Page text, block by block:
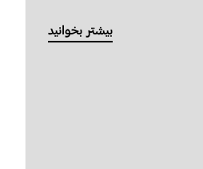
بیشتر بخوانید